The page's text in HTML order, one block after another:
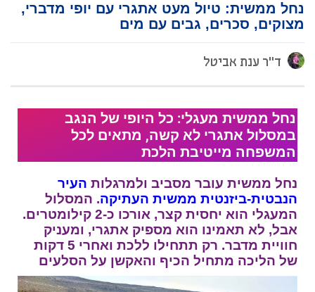
נחל ממשית: טיול מעט אתגרי עם יופי מדברי,
מצוקים, סכרים, גבים עם מים
ד"ר ענת אביטל
נחל ממשית מעגלי: כל היופי של הנגב
במסלול אתגרי לא קשה, מתאים לכל
המשפחה מייטיבת הלכת
נחל ממשית עובר מסביב ולמרגלות העיר
הנבטית-ביזנטית ממשית העתיקה. המסלול
המעגלי הוא יחסית קצר, אורכו כ-2 קילומטרים.
אבל, לא תאמינו הוא מספיק אתגרי, ומעניק
חוויית מדבר. רק תתחילו ללכת ואחרי 5 דקות
של הליכה מתחיל הכיף והאקשן על הסלעים